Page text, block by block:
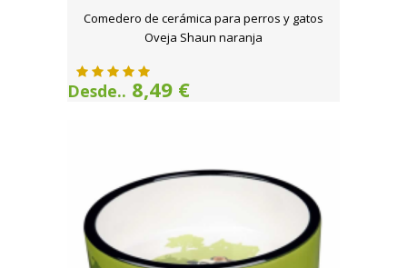
Comedero de cerámica para perros y gatos
Oveja Shaun naranja
Desde.. 8,49 €